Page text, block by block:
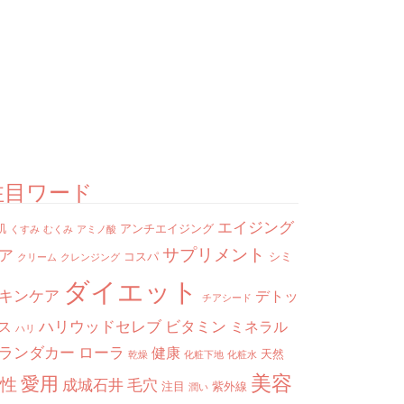
ワード
くすみ むくみ アミノ酸 アンチエイジング エイジング
クリーム クレンジング コスパ サプリメント シミ
ンケア ダイエット チアシード デトッ
ハリ ハリウッドセレブ ビタミン ミネラル
ンダカー ローラ 乾燥 健康 化粧下地 化粧水 天然
愛用 成城石井毛穴 注目 潤い 紫外線 美容